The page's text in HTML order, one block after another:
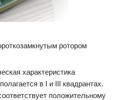
ротором
характеристика
в I и III квадрантах.
положительному